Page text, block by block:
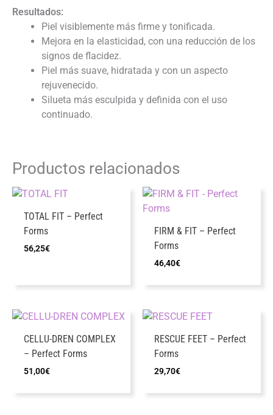
Resultados:
Piel visiblemente más firme y tonificada.
Mejora en la elasticidad, con una reducción de los
signos de flacidez.
Piel más suave, hidratada y con un aspecto
rejuvenecido.
Silueta más esculpida y definida con el uso
continuado.
Productos relacionados
TOTAL FIT – Perfect
Forms
56,25€
FIRM & FIT – Perfect
Forms
46,40€
CELLU-DREN COMPLEX
– Perfect Forms
51,00€
RESCUE FEET – Perfect
Forms
29,70€